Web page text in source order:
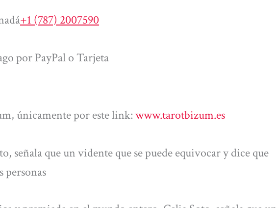
+1 (787) 2007590
por PayPal o Tarjeta
únicamente por este link:www.tarotbizum.es
señala que un vidente que se puede equivocar y dice que
personas